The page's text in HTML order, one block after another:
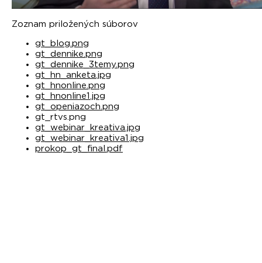
Zoznam priložených súborov
gt_blog.png
gt_dennike.png
gt_dennike_3temy.png
gt_hn_anketa.jpg
gt_hnonline.png
gt_hnonline1.jpg
gt_openiazoch.png
gt_rtvs.png
gt_webinar_kreativa.jpg
gt_webinar_kreativa1.jpg
prokop_gt_final.pdf